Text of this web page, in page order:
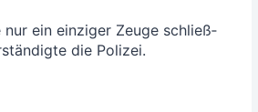
nur ein ein­zi­ger Zeu­ge schließ­
die Polizei.